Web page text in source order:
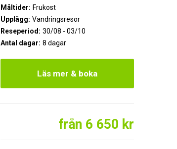
Måltider: Frukost
Upplägg: Vandringsresor
Reseperiod: 30/08 - 03/10
Antal dagar: 8 dagar
Läs mer & boka
från 6 650 kr